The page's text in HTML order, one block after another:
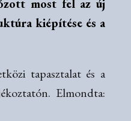
most fel az új
kiépítése és a
tapasztalat és a
Elmondta: